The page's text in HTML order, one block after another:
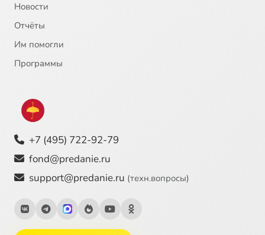
Новости
Отчёты
Им помогли
Программы
+7 (495) 722-92-79
fond@predanie.ru
support@predanie.ru (техн.вопросы)